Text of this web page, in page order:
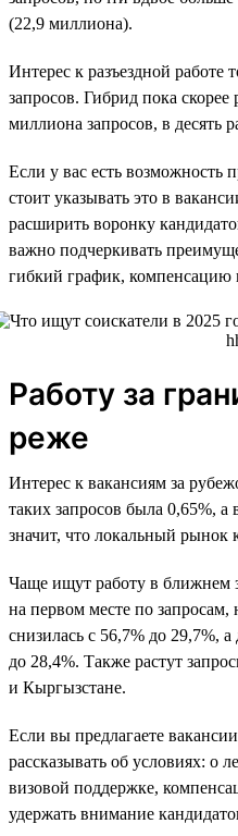
(22,9 миллиона).
Интерес к разъездной работе
запросов. Гибрид пока
миллиона запросов, в десять
Если у вас есть возможность
стоит указывать это в
расширить воронку
важно подчеркивать
гибкий график, компенсацию
Работу за
реже
Интерес к вакансиям за
таких запросов была 0,65%,
значит, что локальный рынок
Чаще ищут работу в ближнем
на первом месте по запросам,
снизилась с 56,7% до 29,7%,
до 28,4%. Также растут
и Кыргызстане.
Если вы предлагаете
рассказывать об условиях: о
визовой поддержке,
удержать внимание